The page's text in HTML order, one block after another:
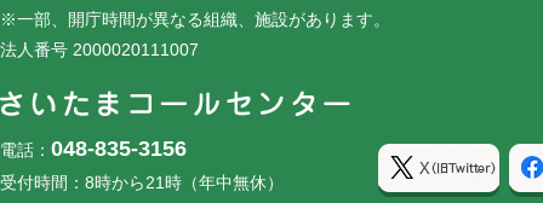
※一部、開庁時間が異なる組織、施設があります。
法人番号 2000020111007
電話： 048-835-3156
受付時間：8時から21時（年中無休）